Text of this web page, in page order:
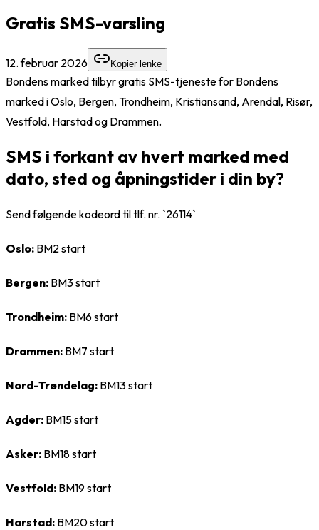
Gratis SMS-varsling
12. februar 2026 Kopier lenke
Bondens marked tilbyr gratis SMS-tjeneste for Bondens
marked i Oslo, Bergen, Trondheim, Kristiansand, Arendal, Risør,
Vestfold, Harstad og Drammen.
SMS i forkant av hvert marked med
dato, sted og åpningstider i din by?
Send følgende kodeord til tlf. nr. `26114`
Oslo: BM2 start
Bergen: BM3 start
Trondheim: BM6 start
Drammen: BM7 start
Nord-Trøndelag: BM13 start
Agder: BM15 start
Asker: BM18 start
Vestfold: BM19 start
Harstad: BM20 start